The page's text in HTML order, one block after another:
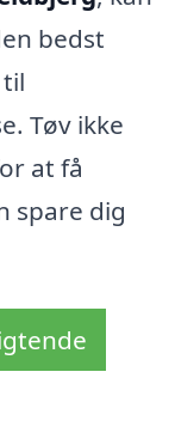
bedst
Tøv ikke
at få
spare dig